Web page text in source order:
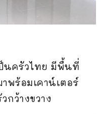
นครัวไทย มีพื้นที่
พร้อมเคาน์เตอร์
กว้างขวาง